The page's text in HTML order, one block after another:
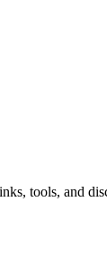
tools, and